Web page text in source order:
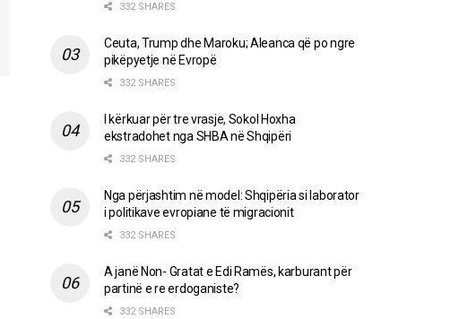
332 SHARES
Ceuta, Trump dhe Maroku; Aleanca që po ngre
pikëpyetje në Evropë
332 SHARES
I kërkuar për tre vrasje, Sokol Hoxha
ekstradohet nga SHBA në Shqipëri
332 SHARES
Nga përjashtim në model: Shqipëria si laborator
i politikave evropiane të migracionit
332 SHARES
A janë Non- Gratat e Edi Ramës, karburant për
partinë e re erdoganiste?
332 SHARES